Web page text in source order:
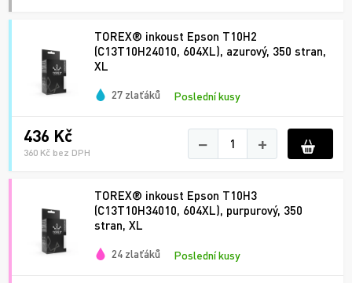
TOREX® inkoust Epson T10H2
(C13T10H24010, 604XL), azurový, 350 stran,
XL
27 zlaťáků Poslední kusy
436 Kč
360 Kč bez DPH − +
TOREX® inkoust Epson T10H3
(C13T10H34010, 604XL), purpurový, 350
stran, XL
24 zlaťáků Poslední kusy